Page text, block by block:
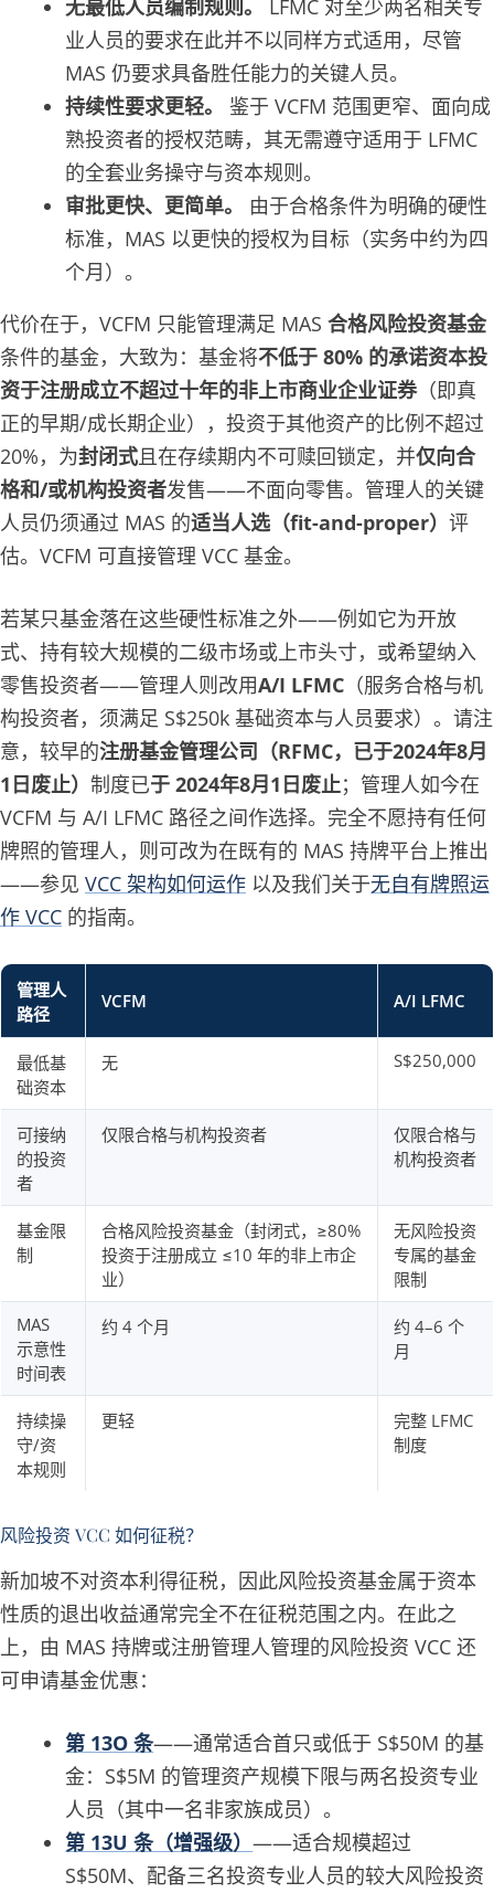
无最低人员编制规则。
LFMC 对至少两名相关专
业人员的要求在此并不以同样方式适用，尽管
MAS 仍要求具备胜任能力的关键人员。
持续性要求更轻。
鉴于 VCFM 范围更窄、面向成
熟投资者的授权范畴，其无需遵守适用于 LFMC
的全套业务操守与资本规则。
审批更快、更简单。
由于合格条件为明确的硬性
标准，MAS 以更快的授权为目标（实务中约为四
个月）。
代价在于，VCFM 只能管理满足 MAS 合格风险投资基金
条件的基金，大致为：基金将不低于 80% 的承诺资本投
资于注册成立不超过十年的非上市商业企业证券（即真
正的早期/成长期企业），投资于其他资产的比例不超过
20%，为封闭式且在存续期内不可赎回锁定，并仅向合
格和/或机构投资者发售——不面向零售。管理人的关键
人员仍须通过 MAS 的适当人选（fit-and-proper） 评
估。VCFM 可直接管理 VCC 基金。
若某只基金落在这些硬性标准之外——例如它为开放
式、持有较大规模的二级市场或上市头寸，或希望纳入
零售投资者——管理人则改用A/I LFMC （服务合格与机
构投资者，须满足 S$250k 基础资本与人员要求）。请注
意，较早的注册基金管理公司（RFMC，已于2024年8月
1日废止） 制度已于 2024年8月1日废止；管理人如今在
VCFM 与 A/I LFMC 路径之间作选择。完全不愿持有任何
牌照的管理人，则可改为在既有的 MAS 持牌平台上推出
——参见 VCC 架构如何运作 以及我们关于无自有牌照运
作 VCC 的指南。
管理人
路径
VCFM A/I LFMC
最低基
础资本
无 S$250,000
可接纳
的投资
者
仅限合格与机构投资者
仅限合格与
机构投资者
基金限
制
合格风险投资基金（封闭式，≥80%
投资于注册成立 ≤10 年的非上市企
业）
无风险投资
专属的基金
限制
MAS
示意性
时间表
约 4 个月
约 4–6 个
月
持续操
守/资
本规则
更轻
完整 LFMC
制度
风险投资 VCC 如何征税？
新加坡不对资本利得征税，因此风险投资基金属于资本
性质的退出收益通常完全不在征税范围之内。在此之
上，由 MAS 持牌或注册管理人管理的风险投资 VCC 还
可申请基金优惠：
第 13O 条——通常适合首只或低于 S$50M 的基
金：S$5M 的管理资产规模下限与两名投资专业
人员（其中一名非家族成员）。
第 13U 条（增强级）——适合规模超过
S$50M、配备三名投资专业人员的较大风险投资